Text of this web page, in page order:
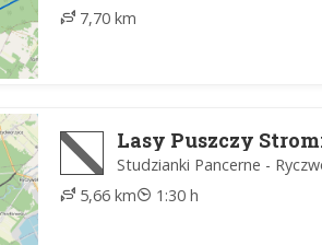
7,70 km
Lasy Puszczy
Studzianki Pancerne -
5,66 km
1:30 h